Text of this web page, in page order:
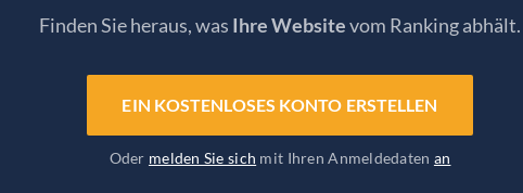
Finden Sie heraus, was Ihre Websitevom Ranking abhält.
EIN KOSTENLOSES KONTO ERSTELLEN
Oder melden Sie sich mit Ihren Anmeldedaten an